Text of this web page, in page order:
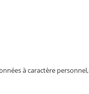
à caractère personnel,